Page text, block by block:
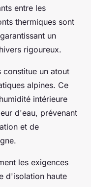
entre les
thermiques sont
un
rigoureux.
constitue un atout
alpines. Ce
intérieure
d'eau, prévenant
et de
les exigences
d'isolation haute